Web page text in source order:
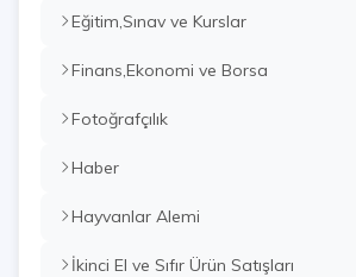
Eğitim,Sınav ve Kurslar
Finans,Ekonomi ve Borsa
Fotoğrafçılık
Haber
Hayvanlar Alemi
İkinci El ve Sıfır Ürün Satışları